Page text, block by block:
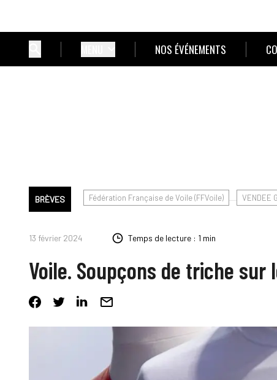
NOS ÉVÉNEMENTS
BRÈVES Fédération Française de Voile (FFVoile) VENDEE
13 février 2024 Temps de lecture : 1 min
Voile. Soupçons de triche sur